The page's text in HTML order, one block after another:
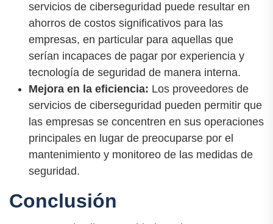
servicios de ciberseguridad puede resultar en
ahorros de costos significativos para las
empresas, en particular para aquellas que
serían incapaces de pagar por experiencia y
tecnología de seguridad de manera interna.
Mejora en la eficiencia: Los proveedores de
servicios de ciberseguridad pueden permitir que
las empresas se concentren en sus operaciones
principales en lugar de preocuparse por el
mantenimiento y monitoreo de las medidas de
seguridad.
Conclusión